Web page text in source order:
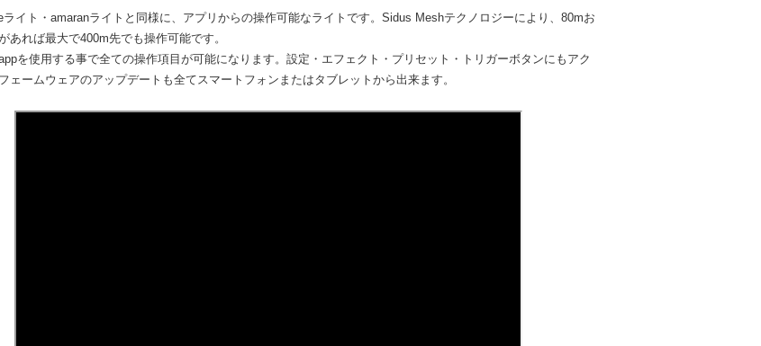
ライト・amaranライトと同様に、アプリからの操作可能なライトです。Sidus Meshテクノロジーにより、80mお
あれば最大で400m先でも操作可能です。
を使用する事で全ての操作項目が可能になります。設定・エフェクト・プリセット・トリガーボタンにもアク
ェームウェアのアップデートも全てスマートフォンまたはタブレットから出来ます。